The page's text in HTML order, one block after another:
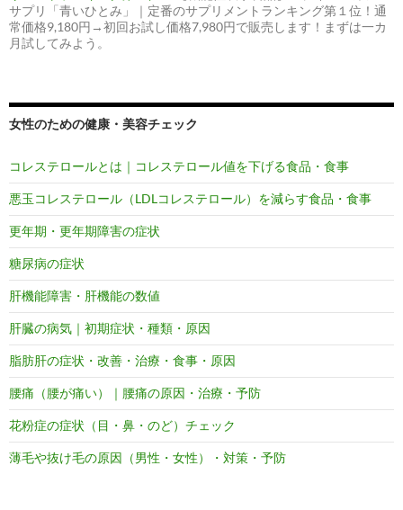
サプリ「青いひとみ」｜定番のサプリメントランキング第１位！通
常価格9,180円→初回お試し価格7,980円で販売します！まずは一カ
月試してみよう。
女性のための健康・美容チェック
コレステロールとは｜コレステロール値を下げる食品・食事
悪玉コレステロール（LDLコレステロール）を減らす食品・食事
更年期・更年期障害の症状
糖尿病の症状
肝機能障害・肝機能の数値
肝臓の病気｜初期症状・種類・原因
脂肪肝の症状・改善・治療・食事・原因
腰痛（腰が痛い）｜腰痛の原因・治療・予防
花粉症の症状（目・鼻・のど）チェック
薄毛や抜け毛の原因（男性・女性）・対策・予防